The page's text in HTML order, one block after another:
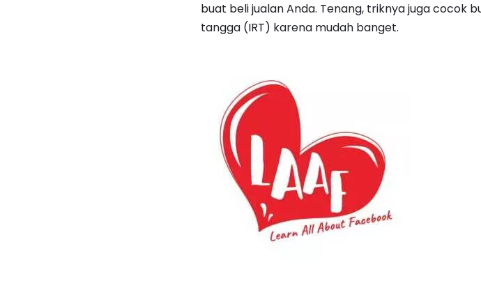
buat beli jualan Anda. Tenang, triknya juga cocok
tangga (IRT) karena mudah banget.